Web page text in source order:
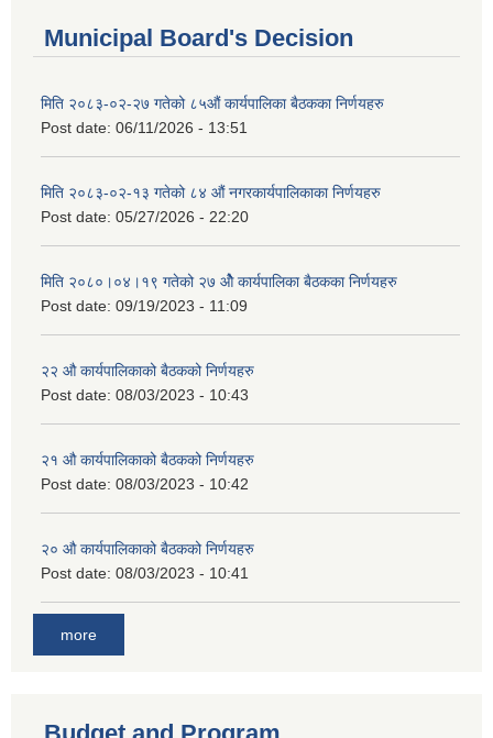
Municipal Board's Decision
मिति २०८३-०२-२७ गतेको ८५औं कार्यपालिका बैठकका निर्णयहरु
Post date: 06/11/2026 - 13:51
मिति २०८३-०२-१३ गतेको ८४ औं नगरकार्यपालिकाका निर्णयहरु
Post date: 05/27/2026 - 22:20
मिति २०८०।०४।१९ गतेको २७ ‌‍‌ओेै कार्यपालिका बैठकका निर्णयहरु
Post date: 09/19/2023 - 11:09
२‍२ औ कार्यपालिकाको बैठकको निर्णयहरु
Post date: 08/03/2023 - 10:43
२‍१ औ कार्यपालिकाको बैठकको निर्णयहरु
Post date: 08/03/2023 - 10:42
२‍० औ कार्यपालिकाको बैठकको निर्णयहरु
Post date: 08/03/2023 - 10:41
more